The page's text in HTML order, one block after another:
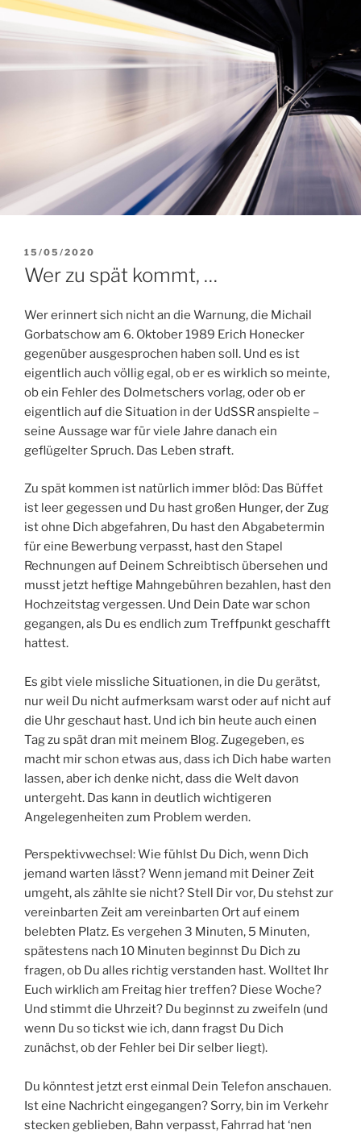
VERÖFFENTLICHT
AM
15/05/2020
Wer zu spät kommt, …
Wer erinnert sich nicht an die Warnung, die Michail
Gorbatschow am 6. Oktober 1989 Erich Honecker
gegenüber ausgesprochen haben soll. Und es ist
eigentlich auch völlig egal, ob er es wirklich so meinte,
ob ein Fehler des Dolmetschers vorlag, oder ob er
eigentlich auf die Situation in der UdSSR anspielte –
seine Aussage war für viele Jahre danach ein
geflügelter Spruch. Das Leben straft.
Zu spät kommen ist natürlich immer blöd: Das Büffet
ist leer gegessen und Du hast großen Hunger, der Zug
ist ohne Dich abgefahren, Du hast den Abgabetermin
für eine Bewerbung verpasst, hast den Stapel
Rechnungen auf Deinem Schreibtisch übersehen und
musst jetzt heftige Mahngebühren bezahlen, hast den
Hochzeitstag vergessen. Und Dein Date war schon
gegangen, als Du es endlich zum Treffpunkt geschafft
hattest.
Es gibt viele missliche Situationen, in die Du gerätst,
nur weil Du nicht aufmerksam warst oder auf nicht auf
die Uhr geschaut hast. Und ich bin heute auch einen
Tag zu spät dran mit meinem Blog. Zugegeben, es
macht mir schon etwas aus, dass ich Dich habe warten
lassen, aber ich denke nicht, dass die Welt davon
untergeht. Das kann in deutlich wichtigeren
Angelegenheiten zum Problem werden.
Perspektivwechsel: Wie fühlst Du Dich, wenn Dich
jemand warten lässt? Wenn jemand mit Deiner Zeit
umgeht, als zählte sie nicht? Stell Dir vor, Du stehst zur
vereinbarten Zeit am vereinbarten Ort auf einem
belebten Platz. Es vergehen 3 Minuten, 5 Minuten,
spätestens nach 10 Minuten beginnst Du Dich zu
fragen, ob Du alles richtig verstanden hast. Wolltet Ihr
Euch wirklich am Freitag hier treffen? Diese Woche?
Und stimmt die Uhrzeit? Du beginnst zu zweifeln (und
wenn Du so tickst wie ich, dann fragst Du Dich
zunächst, ob der Fehler bei Dir selber liegt).
Du könntest jetzt erst einmal Dein Telefon anschauen.
Ist eine Nachricht eingegangen? Sorry, bin im Verkehr
stecken geblieben, Bahn verpasst, Fahrrad hat ‘nen